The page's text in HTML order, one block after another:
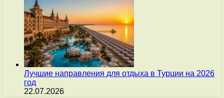
Лучшие направления для отдыха в Турции на 2026
год
22.07.2026